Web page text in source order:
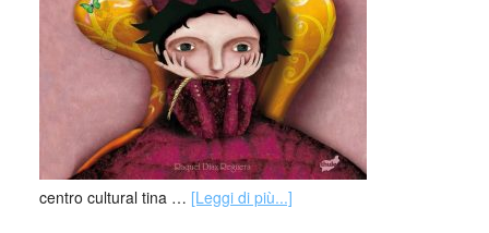
centro cultural tina … [Leggi di più...]